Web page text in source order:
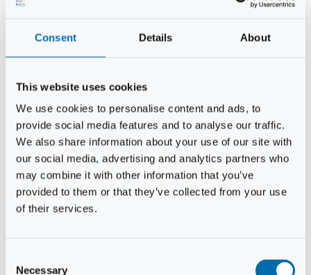
Consent Details About
This website uses cookies
We use cookies to personalise content and ads, to
provide social media features and to analyse our traffic.
We also share information about your use of our site with
our social media, advertising and analytics partners who
may combine it with other information that you’ve
provided to them or that they’ve collected from your use
of their services.
Necessary
Christian Hjorth
Niels Thomas Rosenberg
Benny Gensbøl
Bent Jakobsen
Svend Andersen
Bent Wigh
Jens-Kjeld Jensen
Jon Fjeldså
William Carøe Aarestrup
Erik Mølgaard